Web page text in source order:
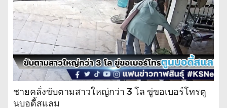
น
ชายคลั่งขับตามสาวใหญ่กว่า 3 โล ขู่ขอเบอร์โทรตู
นบอดี้สแลม